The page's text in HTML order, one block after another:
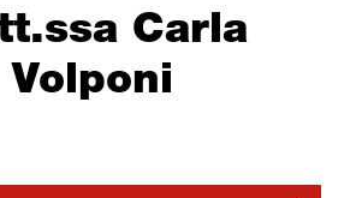
Carla
Volponi